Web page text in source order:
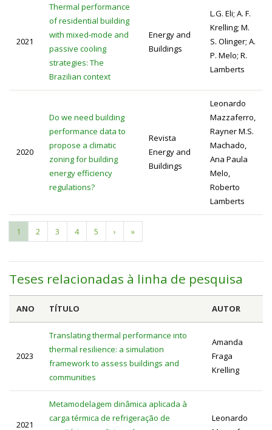
2021
Thermal performance
of residential building
with mixed-mode and
passive cooling
strategies: The
Brazilian context
Energy and
Buildings
L.G. Eli; A. F.
Krelling; M.
S. Olinger; A.
P. Melo; R.
Lamberts
2020
Do we need building
performance data to
propose a climatic
zoning for building
energy efficiency
regulations?
Revista
Energy and
Buildings
Leonardo
Mazzaferro,
Rayner M.S.
Machado,
Ana Paula
Melo,
Roberto
Lamberts
Paginação
Página
atual
1 Page
2 Page
3 Page
4 Page
5
Próxima
página
›
Última
página
»
Teses relacionadas à linha de pesquisa
ANO TÍTULO AUTOR
2023
Translating thermal performance into
thermal resilience: a simulation
framework to assess buildings and
communities
Amanda
Fraga
Krelling
2021
Metamodelagem dinâmica aplicada à
carga térmica de refrigeração de
Leonardo